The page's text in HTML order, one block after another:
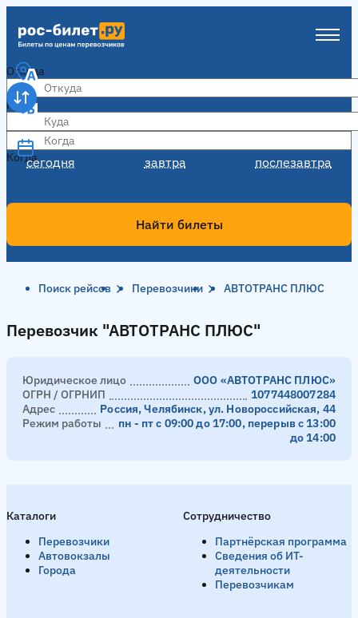
Откуда
Куда
Когда
сегодня завтра послезавтра
Когда
Найти билеты
Поиск рейсов Перевозчики АВТОТРАНС ПЛЮС
Перевозчик "АВТОТРАНС ПЛЮС"
Перевозчик "АВТОТРАНС ПЛЮС"
Юридическое лицо
ООО «АВТОТРАНС ПЛЮС»
ОГРН / ОГРНИП
1077448007284
Адрес
Россия, Челябинск, ул. Новороссийская, 44
Режим работы
пн - пт с 09:00 до 17:00, перерыв с 13:00
до 14:00
Каталоги
Перевозчики
Автовокзалы
Города
Сотрудничество
Партнёрская программа
Сведения об ИТ-
деятельности
Перевозчикам